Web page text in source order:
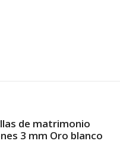
Gratisde matrimonio
3 mm Oro blanco